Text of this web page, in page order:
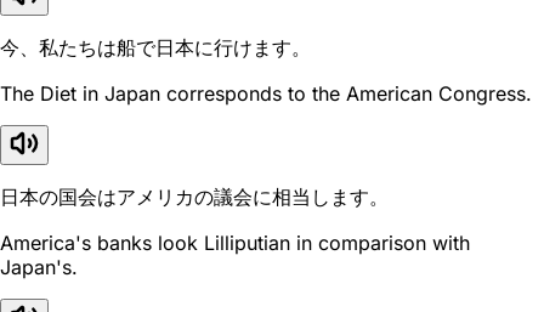
今、私たちは船で日本に行けます。
The Diet in Japan corresponds to the American Congress.
日本の国会はアメリカの議会に相当します。
America's banks look Lilliputian in comparison with
Japan's.